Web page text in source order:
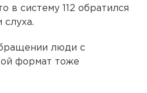
в систему 112 обратился
слуха.
люди с
формат тоже